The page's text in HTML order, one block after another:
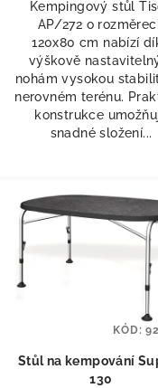
Kempingový stůl
AP/272 o
120x80 cm nabízí
výškově
nohám vysokou
nerovném terénu.
konstrukce
snadné složení...
Stůl na kempování
130
KÓD: